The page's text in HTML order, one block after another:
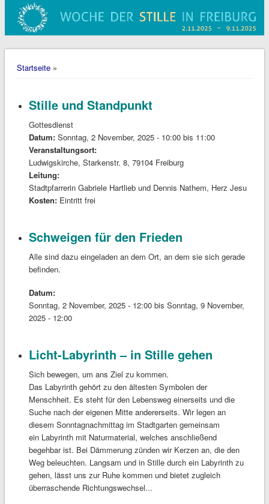
Sie sind hier
Startseite»
Stille und Standpunkt
Gottesdienst
Datum: Sonntag, 2 November, 2025 - 10:00bis 11:00
Veranstaltungsort:
Ludwigskirche, Starkenstr. 8, 79104 Freiburg
Leitung:
Stadtpfarrerin Gabriele Hartlieb und Dennis Nathem, Herz Jesu
Kosten: Eintritt frei
Schweigen für den Frieden
Alle sind dazu eingeladen an dem Ort, an dem sie sich gerade
befinden.
Datum:
Sonntag, 2 November, 2025 - 12:00bis Sonntag, 9 November,
2025 - 12:00
Licht-Labyrinth – in Stille gehen
Sich bewegen, um ans Ziel zu kommen.
Das Labyrinth gehört zu den ältesten Symbolen der
Menschheit. Es steht für den Lebensweg einerseits und die
Suche nach der eigenen Mitte andererseits. Wir legen an
diesem Sonntagnachmittag im Stadtgarten gemeinsam
ein Labyrinth mit Naturmaterial, welches anschließend
begehbar ist. Bei Dämmerung zünden wir Kerzen an, die den
Weg beleuchten. Langsam und in Stille durch ein Labyrinth zu
gehen, lässt uns zur Ruhe kommen und bietet zugleich
überraschende Richtungswechsel...